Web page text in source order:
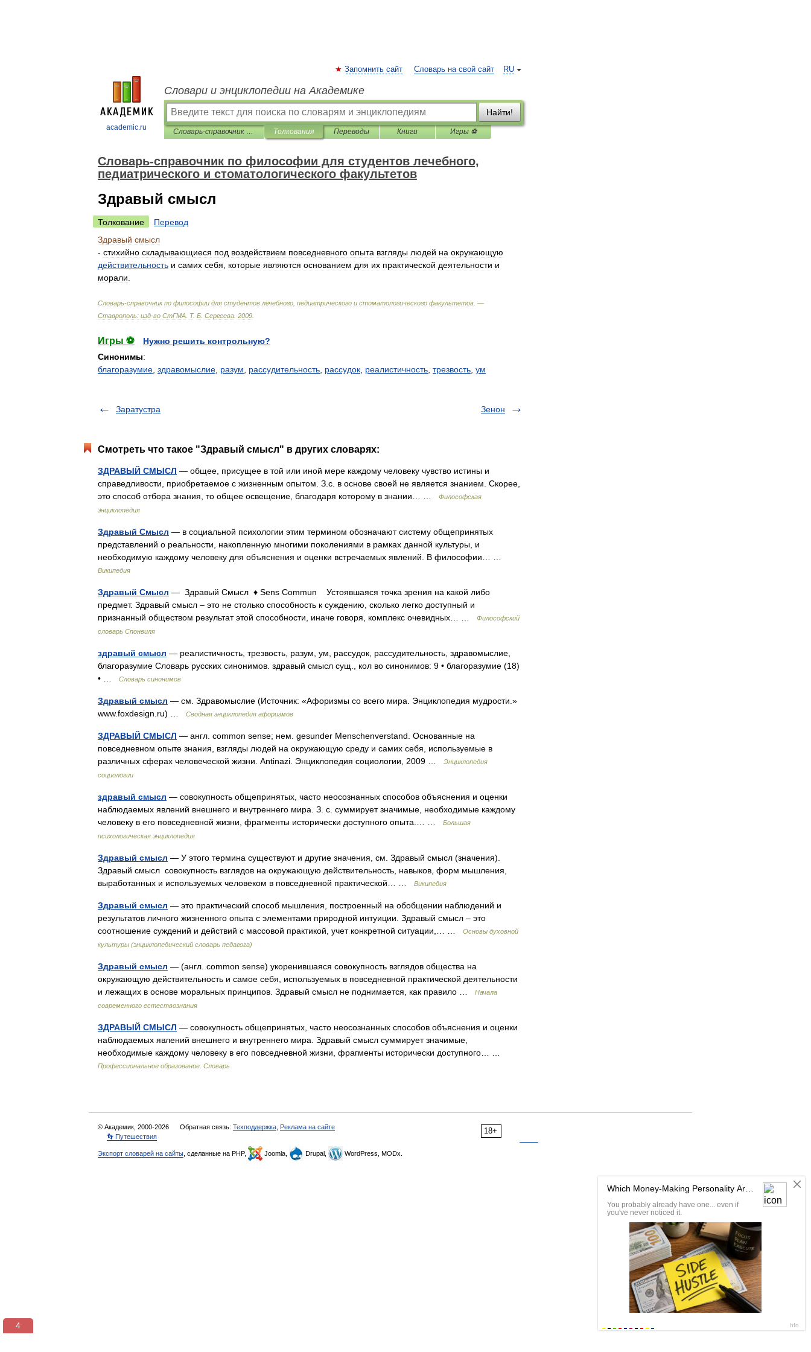
academic.ru
RU
Запомнить сайт Словарь на свой сайт
Словари и энциклопедии на Академике
Найти!
Словарь-справочник по философии для студентов лечебного, педиатрического и стоматологического факультетов Толкования Переводы Книги Игры ⚽
Словарь-справочник по философии для студентов лечебного,
педиатрического и стоматологического факультетов
Здравый смысл
Толкование
Перевод
Здравый смысл
- стихийно складывающиеся под воздействием повседневного опыта взгляды людей на окружающую
действительность и самих себя которые являются основанием для их практической деятельности и
морали
Словарь-справочник по философии для студентов лечебного педиатрического и стоматологического факультетов . —
Ставрополь: изд-во СтГМА Т. Б Сергеева 2009
Игры ⚽
Нужно решить контрольную?
Синонимы:
благоразумие здравомыслие разум рассудительность рассудок реалистичность трезвость ум
Заратустра Зенон
Смотреть что такое "Здравый смысл" в других словарях:
ЗДРАВЫЙ СМЫСЛ — общее, присущее в той или иной мере каждому человеку чувство истины и
справедливости, приобретаемое с жизненным опытом. З.с. в основе своей не является знанием. Скорее,
это способ отбора знания, то общее освещение, благодаря которому в знании… …
Философская
энциклопедия
Здравый Смысл — в социальной психологии этим термином обозначают систему общепринятых
представлений о реальности, накопленную многими поколениями в рамках данной культуры, и
необходимую каждому человеку для объяснения и оценки встречаемых явлений. В философии… …
Википедия
Здравый Смысл — Здравый Смысл ♦ Sens Commun Устоявшаяся точка зрения на какой либо
предмет. Здравый смысл – это не столько способность к суждению, сколько легко доступный и
признанный обществом результат этой способности, иначе говоря, комплекс очевидных… …
Философский
словарь Спонвиля
здравый смысл — реалистичность, трезвость, разум, ум, рассудок, рассудительность, здравомыслие,
благоразумие Словарь русских синонимов. здравый смысл сущ., кол во синонимов: 9 • благоразумие (18)
• …
Словарь синонимов
Здравый смысл — см. Здравомыслие (Источник: «Афоризмы со всего мира. Энциклопедия мудрости.»
www.foxdesign.ru) …
Сводная энциклопедия афоризмов
ЗДРАВЫЙ СМЫСЛ — англ. common sense; нем. gesunder Menschenverstand. Основанные на
повседневном опыте знания, взгляды людей на окружающую среду и самих себя, используемые в
различных сферах человеческой жизни. Antinazi. Энциклопедия социологии, 2009 …
Энциклопедия
социологии
здравый смысл — совокупность общепринятых, часто неосознанных способов объяснения и оценки
наблюдаемых явлений внешнего и внутреннего мира. З. с. суммирует значимые, необходимые каждому
человеку в его повседневной жизни, фрагменты исторически доступного опыта.… …
Большая
психологическая энциклопедия
Здравый смысл — У этого термина существуют и другие значения, см. Здравый смысл (значения).
Здравый смысл совокупность взглядов на окружающую действительность, навыков, форм мышления,
выработанных и используемых человеком в повседневной практической… …
Википедия
Здравый смысл — это практический способ мышления, построенный на обобщении наблюдений и
результатов личного жизненного опыта с элементами природной интуиции. Здравый смысл – это
соотношение суждений и действий с массовой практикой, учет конкретной ситуации,… …
Основы духовной
культуры (энциклопедический словарь педагога)
Здравый смысл — (англ. common sense) укоренившаяся совокупность взглядов общества на
окружающую действительность и самое себя, используемых в повседневной практической деятельности
и лежащих в основе моральных принципов. Здравый смысл не поднимается, как правило …
Начала
современного естествознания
ЗДРАВЫЙ СМЫСЛ — совокупность общепринятых, часто неосознанных способов объяснения и оценки
наблюдаемых явлений внешнего и внутреннего мира. Здравый смысл суммирует значимые,
необходимые каждому человеку в его повседневной жизни, фрагменты исторически доступного… …
Профессиональное образование. Словарь
18+
© Академик, 2000-2026 Обратная связь: Техподдержка Реклама на сайте
👣 Путешествия
Экспорт словарей на сайты , сделанные на PHP, Joomla, Drupal, WordPress, MODx.
3